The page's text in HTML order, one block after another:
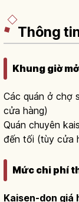
Thông
Khung giờ
Các quán ở chợ
cửa hàng)
Quán chuyên
đến tối (tùy cửa
Mức chi phí
Kaisen-don giá